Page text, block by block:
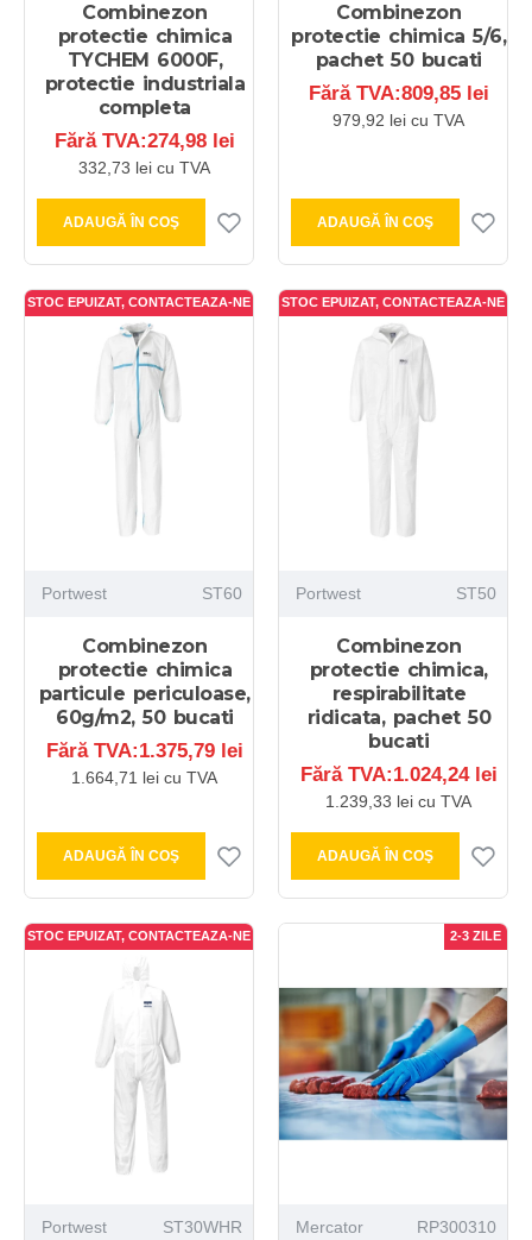
Combinezon
protectie chimica
TYCHEM 6000F,
protectie industriala
completa
Fără TVA:274,98 lei
332,73 lei cu TVA
ADAUGĂ ÎN COŞ
Combinezon
protectie chimica 5/6,
pachet 50 bucati
Fără TVA:809,85 lei
979,92 lei cu TVA
ADAUGĂ ÎN COŞ
STOC EPUIZAT, CONTACTEAZA-NE
Portwest ST60
Combinezon
protectie chimica
particule periculoase,
60g/m2, 50 bucati
Fără TVA:1.375,79 lei
1.664,71 lei cu TVA
ADAUGĂ ÎN COŞ
STOC EPUIZAT, CONTACTEAZA-NE
Portwest ST50
Combinezon
protectie chimica,
respirabilitate
ridicata, pachet 50
bucati
Fără TVA:1.024,24 lei
1.239,33 lei cu TVA
ADAUGĂ ÎN COŞ
STOC EPUIZAT, CONTACTEAZA-NE
Portwest ST30WHR
2-3 ZILE
Mercator RP300310